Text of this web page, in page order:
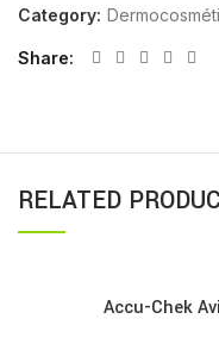
Category:
Share
RELATED
Accu-Chek